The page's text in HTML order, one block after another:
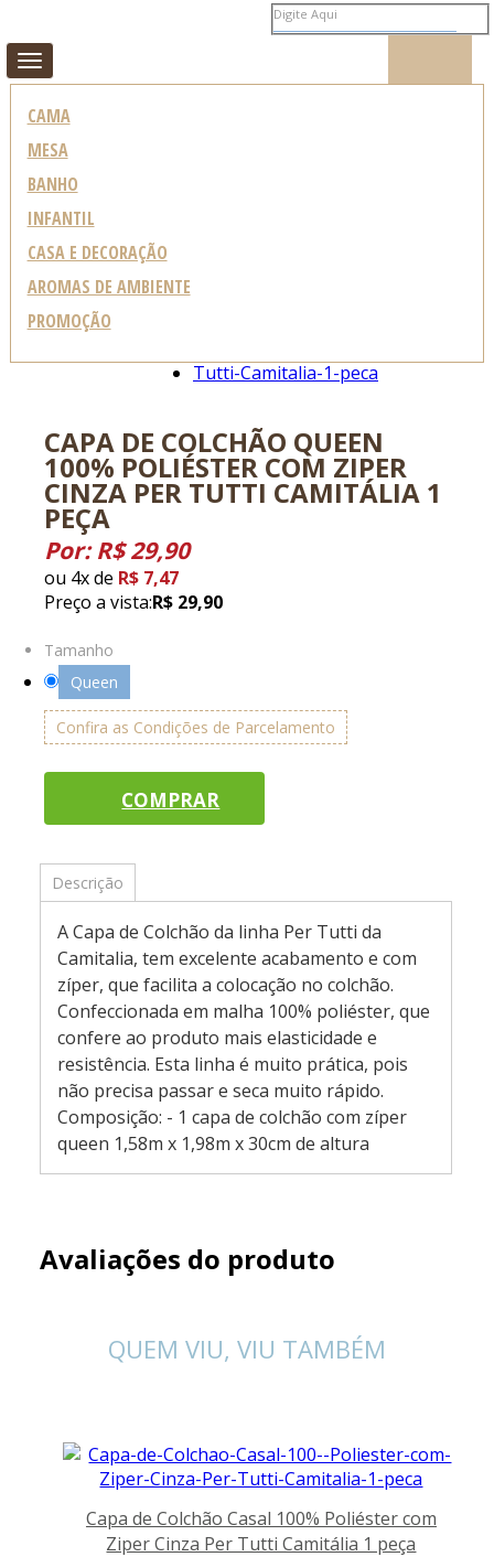
Toggle
navigation
CAMA
MESA
BANHO
INFANTIL
CASA E DECORAÇÃO
AROMAS DE AMBIENTE
PROMOÇÃO
EMPORIO E CIA
CAMA/
CAPA DE COLCHÃO/
CAPA DE COLCHÃO QUEEN
100% POLIÉSTER COM ZIPER
CINZA PER TUTTI CAMITÁLIA 1
PEÇA
Por:R$ 29,90
ou 4xde R$ 7,47
Preço a vista:R$ 29,90
Tamanho
Queen
Confira as Condições de Parcelamento
COMPRAR
Descrição
A Capa de Colchão da linha Per Tutti da
Camitalia, tem excelente acabamento e com
zíper, que facilita a colocação no colchão.
Confeccionada em malha 100% poliéster, que
confere ao produto mais elasticidade e
resistência. Esta linha é muito prática, pois
não precisa passar e seca muito rápido.
Composição: - 1 capa de colchão com zíper
queen 1,58m x 1,98m x 30cm de altura
Avaliações do produto
QUEM VIU, VIU TAMBÉM
Capa de Colchão Casal 100% Poliéster com
Ziper Cinza Per Tutti Camitália 1 peça